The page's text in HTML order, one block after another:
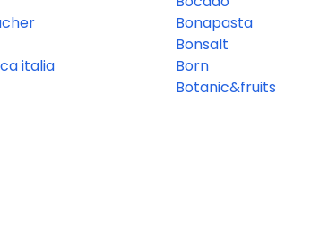
italia
Bonapasta
Bonsalt
Born
Botanic&fruits